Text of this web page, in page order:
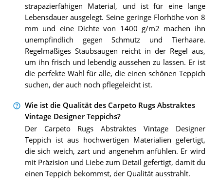
strapazierfähigen Material, und ist für eine lange
Lebensdauer ausgelegt. Seine geringe Florhöhe von 8
mm und eine Dichte von 1400 g/m2 machen ihn
unempfindlich gegen Schmutz und Tierhaare.
Regelmäßiges Staubsaugen reicht in der Regel aus,
um ihn frisch und lebendig aussehen zu lassen. Er ist
die perfekte Wahl für alle, die einen schönen Teppich
suchen, der auch noch pflegeleicht ist.
Wie ist die Qualität des Carpeto Rugs Abstraktes
Vintage Designer Teppichs?
Der Carpeto Rugs Abstraktes Vintage Designer
Teppich ist aus hochwertigen Materialien gefertigt,
die sich weich, zart und angenehm anfühlen. Er wird
mit Präzision und Liebe zum Detail gefertigt, damit du
einen Teppich bekommst, der Qualität ausstrahlt.